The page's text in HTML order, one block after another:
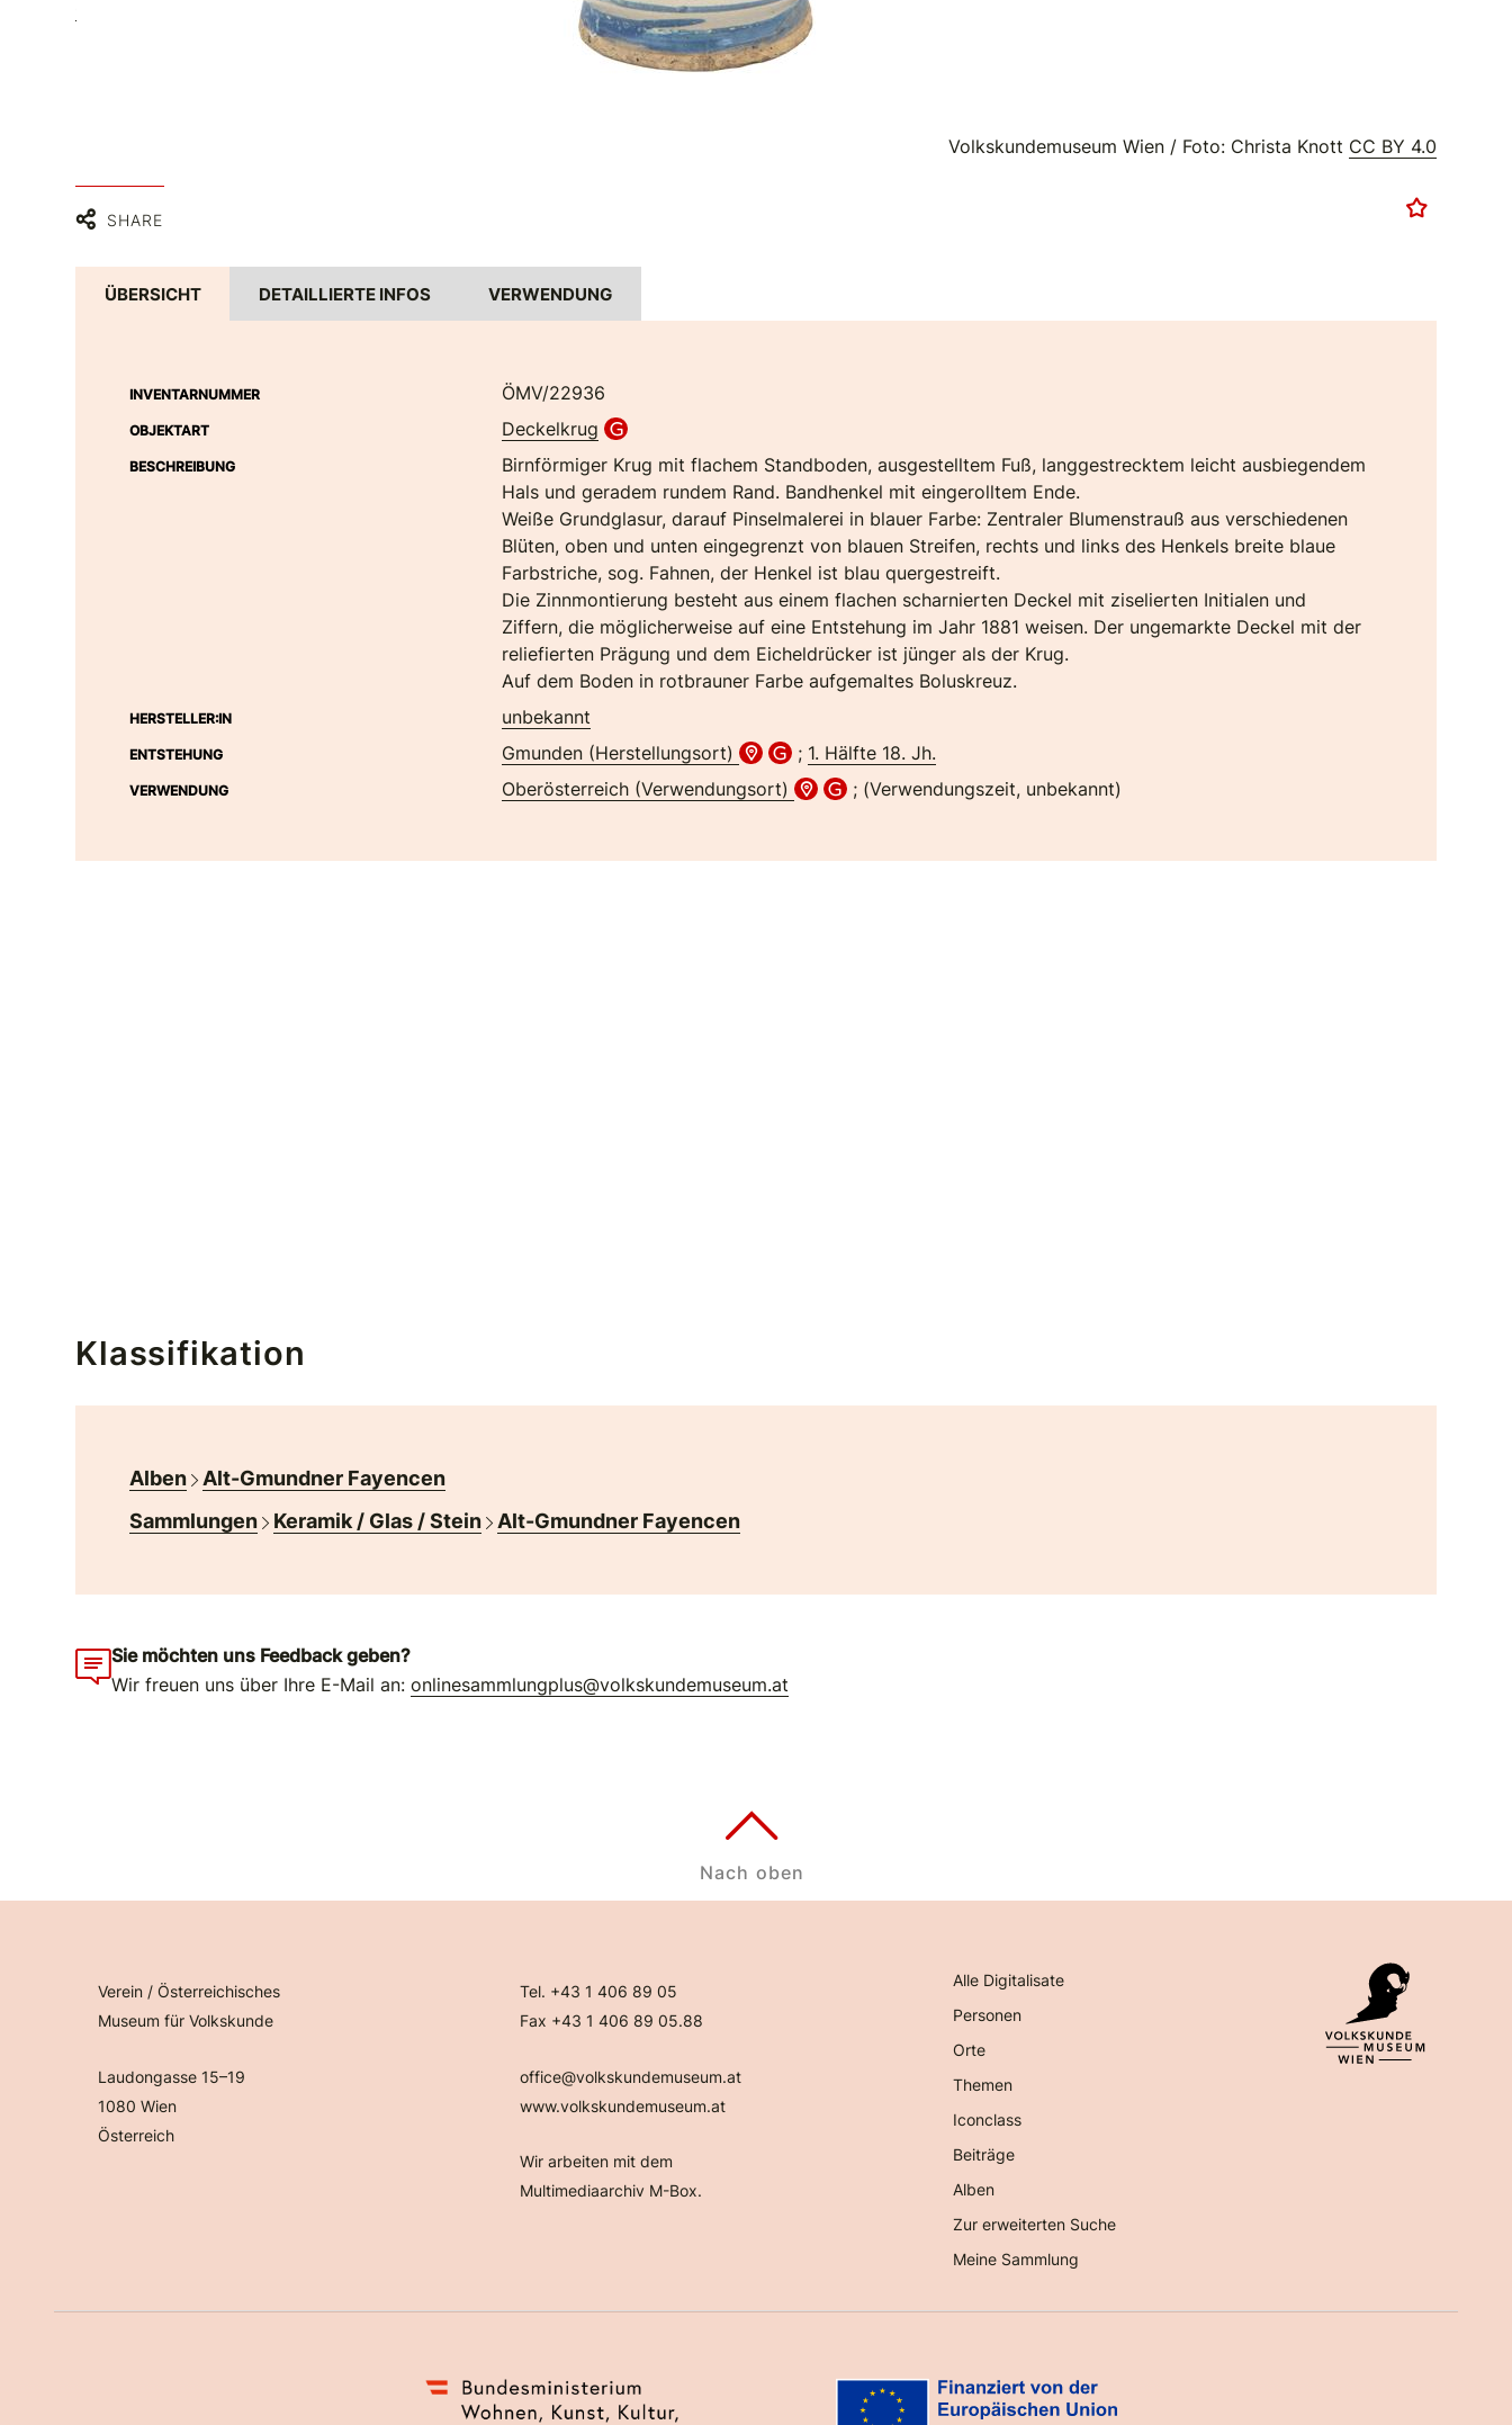
Volkskundemuseum Wien / Foto: Christa Knott CC BY 4.0
SHARE
ÜBERSICHT DETAILLIERTE INFOS VERWENDUNG
INVENTARNUMMER ÖMV/22936
OBJEKTART Deckelkrug
BESCHREIBUNG
Birnförmiger Krug mit flachem Standboden, ausgestelltem Fuß, langgestrecktem leicht ausbiegendem
Hals und geradem rundem Rand. Bandhenkel mit eingerolltem Ende.
Weiße Grundglasur, darauf Pinselmalerei in blauer Farbe: Zentraler Blumenstrauß aus verschiedenen
Blüten, oben und unten eingegrenzt von blauen Streifen, rechts und links des Henkels breite blaue
Farbstriche, sog. Fahnen, der Henkel ist blau quergestreift.
Die Zinnmontierung besteht aus einem flachen scharnierten Deckel mit ziselierten Initialen und
Ziffern, die möglicherweise auf eine Entstehung im Jahr 1881 weisen. Der ungemarkte Deckel mit der
reliefierten Prägung und dem Eicheldrücker ist jünger als der Krug.
Auf dem Boden in rotbrauner Farbe aufgemaltes Boluskreuz.
HERSTELLER:IN unbekannt
ENTSTEHUNG Gmunden (Herstellungsort) ; 1. Hälfte 18. Jh.
VERWENDUNG Oberösterreich (Verwendungsort) ; (Verwendungszeit, unbekannt)
Klassifikation
Alben
Alt-Gmundner Fayencen
Sammlungen
Keramik / Glas / Stein Alt-Gmundner Fayencen
Sie möchten uns Feedback geben?
Wir freuen uns über Ihre E-Mail an:onlinesammlungplus@volkskundemuseum.at
Verein / Österreichisches
Museum für Volkskunde
Laudongasse 15–19
1080 Wien
Österreich
Tel. +43 1 406 89 05
Fax +43 1 406 89 05.88
office@volkskundemuseum.at
www.volkskundemuseum.at
Wir arbeiten mit dem
Multimediaarchiv M-Box.
Alle Digitalisate
Personen
Orte
Themen
Iconclass
Beiträge
Alben
Zur erweiterten Suche
Meine Sammlung
Nach oben